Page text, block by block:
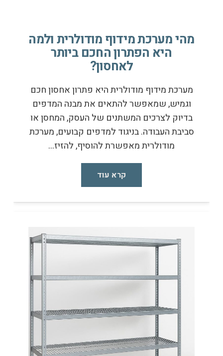
מהי מערכת מידוף מודולרית ולמה
היא הפתרון החכם ביותר
לאחסון?
מערכת מידוף מודולרית היא פתרון אחסון חכם
וגמיש, שמאפשר להתאים את מבנה המדפים
בדיוק לצרכים המשתנים של העסק, המחסן או
סביבת העבודה. בניגוד למדפים קבועים, מערכת
מודולרית מאפשרת להוסיף, להזיז…
קרא עוד